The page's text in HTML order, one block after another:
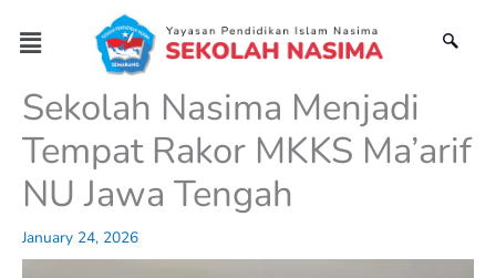
content
Menu
Sekolah Nasima Menjadi
Tempat Rakor MKKS Ma’arif
NU Jawa Tengah
January 24, 2026